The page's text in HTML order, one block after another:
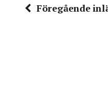
Föregående